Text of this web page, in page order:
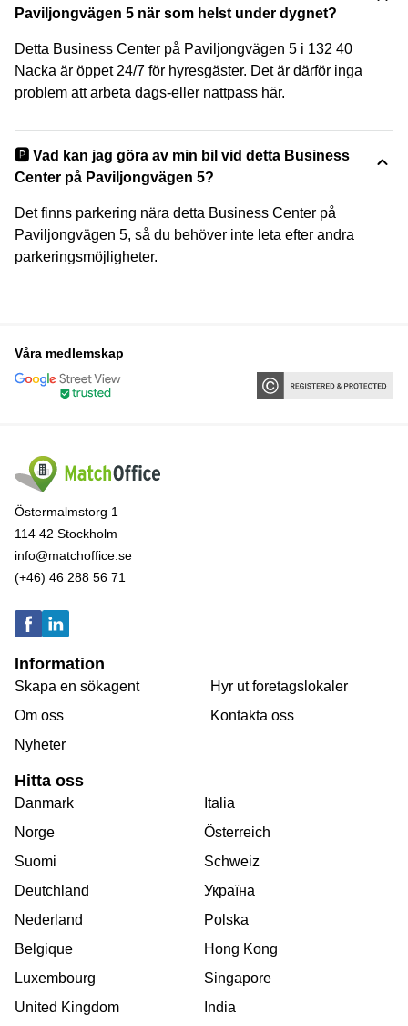
Paviljongvägen 5 när som helst under dygnet?
Detta Business Center på Paviljongvägen 5 i 132 40
Nacka är öppet 24/7 för hyresgäster. Det är därför inga
problem att arbeta dags-eller nattpass här.
🅿️ Vad kan jag göra av min bil vid detta Business
Center på Paviljongvägen 5?
Det finns parkering nära detta Business Center på
Paviljongvägen 5, så du behöver inte leta efter andra
parkeringsmöjligheter.
Våra medlemskap
Östermalmstorg 1
114 42 Stockholm
info@matchoffice.se
(+46) 46 288 56 71
Information
Skapa en sökagent
Om oss
Nyheter
Hyr ut foretagslokaler
Kontakta oss
Hitta oss
Danmark
Norge
Suomi
Deutchland
Nederland
Belgique
Luxembourg
United Kingdom
Italia
Österreich
Schweiz
Україна
Polska
Hong Kong
Singapore
India